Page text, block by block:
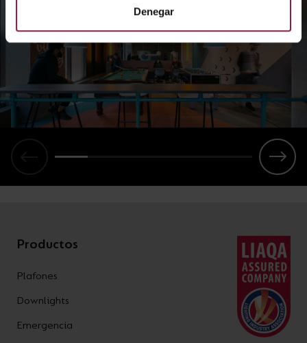
Denegar
Productos
Plafones
Downlights
Emergencia